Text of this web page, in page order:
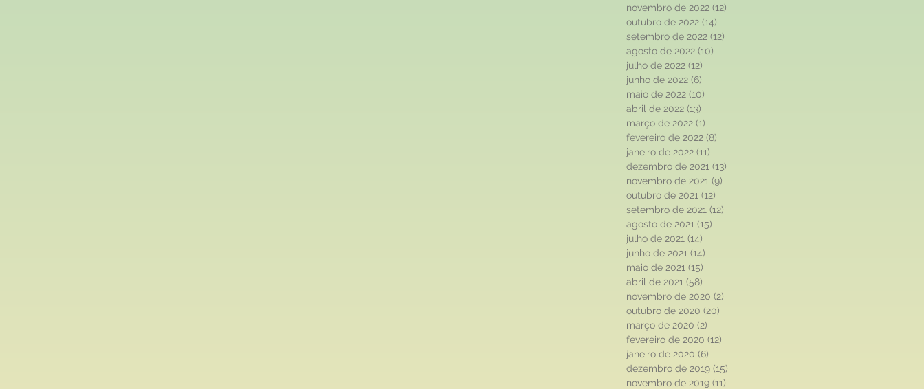
novembro de 2022 (12)
outubro de 2022 (14)
setembro de 2022 (12)
agosto de 2022 (10)
julho de 2022 (12)
junho de 2022 (6)
maio de 2022 (10)
abril de 2022 (13)
março de 2022 (1)
fevereiro de 2022 (8)
janeiro de 2022 (11)
dezembro de 2021 (13)
novembro de 2021 (9)
outubro de 2021 (12)
setembro de 2021 (12)
agosto de 2021 (15)
julho de 2021 (14)
junho de 2021 (14)
maio de 2021 (15)
abril de 2021 (58)
novembro de 2020 (2)
outubro de 2020 (20)
março de 2020 (2)
fevereiro de 2020 (12)
janeiro de 2020 (6)
dezembro de 2019 (15)
novembro de 2019 (11)